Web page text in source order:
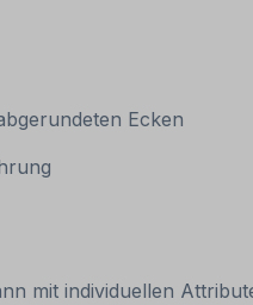
Ecken
mit individuellen